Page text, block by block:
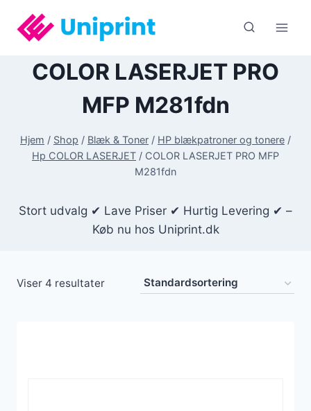
indhold
COLOR LASERJET PRO
MFP M281fdn
Hjem / Shop / Blæk & Toner / HP blækpatroner og tonere /
Hp COLOR LASERJET / COLOR LASERJET PRO MFP
M281fdn
Stort udvalg ✔ Lave Priser ✔ Hurtig Levering ✔ –
Køb nu hos Uniprint.dk
Viser 4 resultater